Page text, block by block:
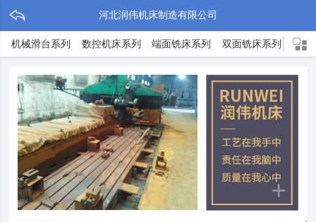
河北润伟机床制造有限公司
机械滑台系列 数控机床系列 端面铣床系列 双面铣床系列 TX